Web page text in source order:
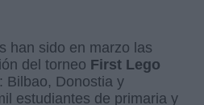
han sido en marzo las
del torneo First Lego
: Bilbao, Donostia y
estudiantes de primaria y